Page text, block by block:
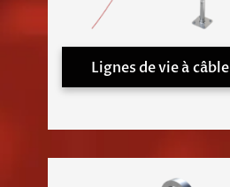
Lignes de vie à câble